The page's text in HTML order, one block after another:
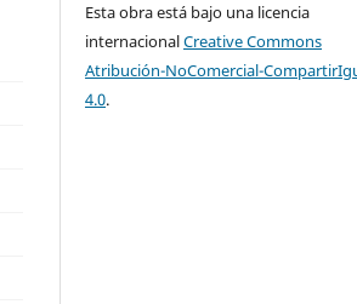
Esta obra está bajo una licencia
internacionalCreative Commons
Atribución-NoComercial-
4.0.